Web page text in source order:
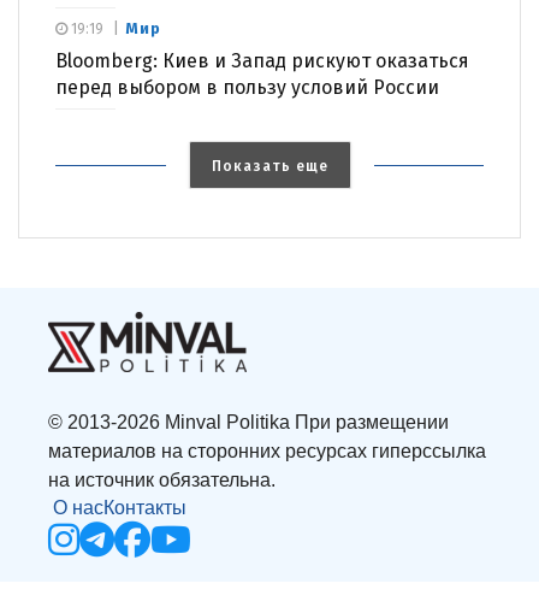
Мир
Bloomberg: Киев и Запад рискуют оказаться
перед выбором в пользу условий России
19:19
Показать еще
© 2013-2026 Minval Politika При размещении
материалов на сторонних ресурсах гиперссылка
на источник обязательна.
О насКонтакты